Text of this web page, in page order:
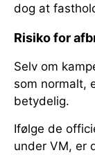
dog at
Risiko for
Selv om
som normalt,
betydelig.
Ifølge de
under VM, er